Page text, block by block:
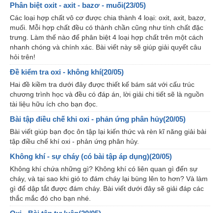
Phân biệt oxit - axit - bazơ - muối(23/05)
Các loại hợp chất vô cơ được chia thành 4 loại: oxit, axit, bazơ,
muối. Mỗi hợp chất đều có thành chần cũng như tính chất đặc
trưng. Làm thế nào để phân biệt 4 loại hợp chất trên một cách
nhanh chóng và chính xác. Bài viết này sẽ giúp giải quyết câu
hỏi trên!
Đề kiểm tra oxi - không khí(20/05)
Hai đề kiềm tra dưới đây được thiết kế bám sát với cấu trúc
chương trình học và đều có đáp án, lời giải chi tiết sẽ là nguồn
tài liệu hữu ích cho bạn đọc.
Bài tập điều chế khi oxi - phản ứng phân hủy(20/05)
Bài viết giúp bạn đọc ôn tập lại kiến thức và rèn kĩ năng giải bài
tập điều chế khí oxi - phản ứng phân hủy.
Không khí - sự cháy (có bài tập áp dụng)(20/05)
Không khí chứa những gì? Không khí có liên quan gì đến sự
cháy, và tại sao khi gió to đám cháy lại bùng lên to hơn? Và làm
gì để dập tắt được đám cháy. Bài viết dưới đây sẽ giải đáp các
thắc mắc đó cho bạn nhé.